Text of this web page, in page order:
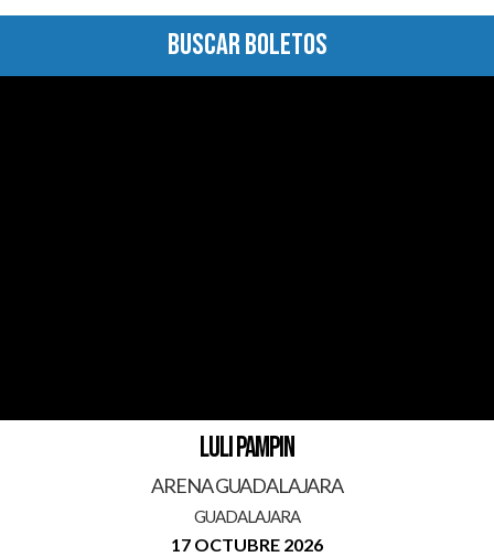
BUSCAR BOLETOS
LULI PAMPIN
ARENA GUADALAJARA
GUADALAJARA
17 OCTUBRE 2026